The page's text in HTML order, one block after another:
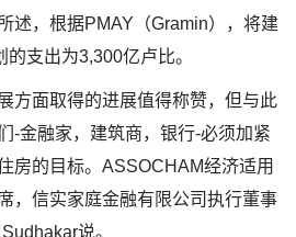
述，根据PMAY（Gramin），将建
支出为3,300亿卢比。
方面取得的进展值得称赞，但与此
-金融家，建筑商，银行-必须加紧
房的目标。ASSOCHAM经济适用
，信实家庭金融有限公司执行董事
说。